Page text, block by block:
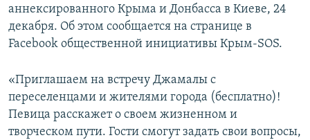
аннексированного Крыма и Донбасса в Киеве, 24
декабря. Об этом сообщается на странице в
Facebook общественной инициативы Крым-SOS.
«Приглашаем на встречу Джамалы с
переселенцами и жителями города (бесплатно)!
Певица расскажет о своем жизненном и
творческом пути. Гости смогут задать свои вопросы,